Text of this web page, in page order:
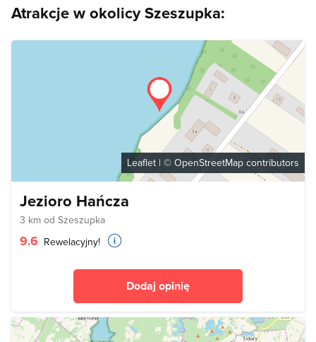
Atrakcje w okolicy Szeszupka:
Leaflet | © OpenStreetMapcontributors
Jezioro Hańcza
3 km od Szeszupka
9.6 Rewelacyjny!
Dodaj opinię